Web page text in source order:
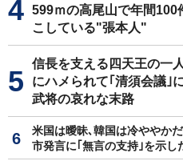
599ｍの高尾山で年間100
こしている"張本人"
信長を支える四天王の一
にハメられて｢清須会議｣
武将の哀れな末路
米国は曖昧､韓国は冷ややか
市発言に｢無言の支持｣を示し